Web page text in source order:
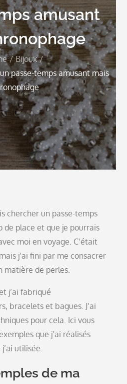
amusant
Bijoux
passe-temps amusant mais
chercher un passe-temps
de place et que je pourrais
moi en voyage. C’était
j’ai fini par me consacrer
matière de perles.
j’ai fabriqué
bracelets et bagues. J’ai
pour cela. Ici vous
que j’ai réalisés
utilisée.
de ma